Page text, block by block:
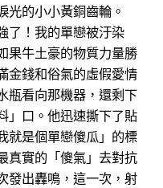
光的小小黃銅齒輪。
了！我的單戀被汙染
果牛土豪的物質力量勝
金錢和俗氣的虛假愛情
瓶看向那機器，還剩下
」口。他迅速撕下了貼
就是個單戀傻瓜」的標
真實的「傻氣」去對抗
發出轟鳴，這一次，射